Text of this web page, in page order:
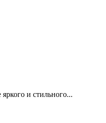
и стильного...